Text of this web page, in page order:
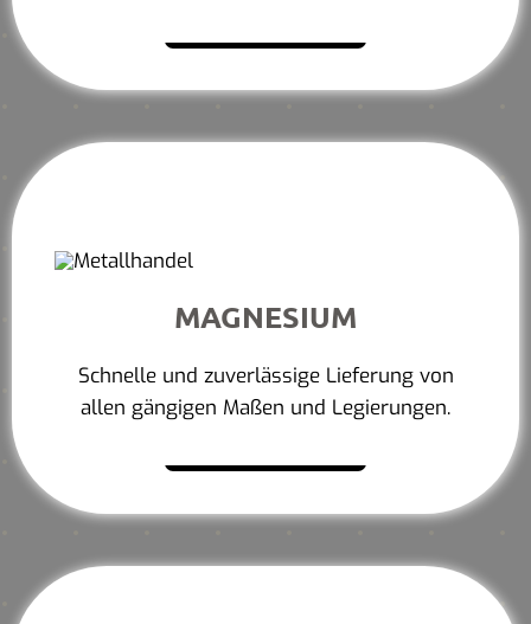
MAGNESIUM
Schnelle und zuverlässige Lieferung von
allen gängigen Maßen und Legierungen.